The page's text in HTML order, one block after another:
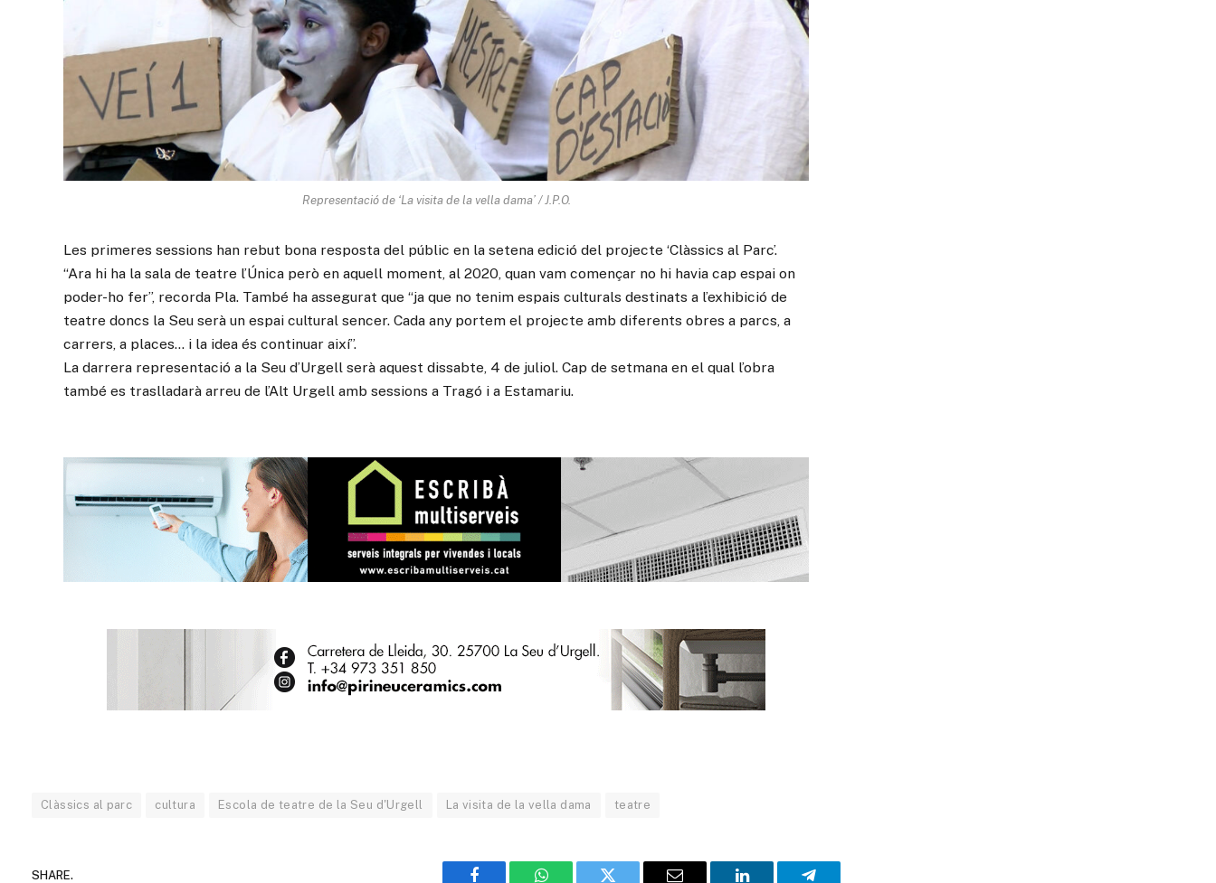
Representació de ‘La visita de la vella dama’ / J.P.O.
Les primeres sessions han rebut bona resposta del públic en la setena edició del projecte ‘Clàssics al Parc’.
“Ara hi ha la sala de teatre l’Única però en aquell moment, al 2020, quan vam començar no hi havia cap espai on
poder-ho fer”, recorda Pla. També ha assegurat que “ja que no tenim espais culturals destinats a l’exhibició de
teatre doncs la Seu serà un espai cultural sencer. Cada any portem el projecte amb diferents obres a parcs, a
carrers, a places… i la idea és continuar així”.
La darrera representació a la Seu d’Urgell serà aquest dissabte, 4 de juliol. Cap de setmana en el qual l’obra
també es traslladarà arreu de l’Alt Urgell amb sessions a Tragó i a Estamariu.
Clàssics al parc cultura Escola de teatre de la Seu d'Urgell La visita de la vella dama teatre
SHARE.